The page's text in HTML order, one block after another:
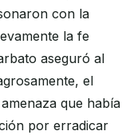
con la
la fe
aseguró al
el
que había
por erradicar